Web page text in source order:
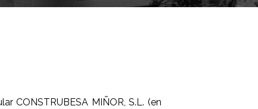
CONSTRUBESA MIÑOR, S.L. (en